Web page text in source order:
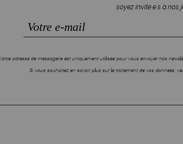
soyez invité·e·s à
Votre adresse de messagerie est uniquement utilisée pour vous envoyer nos
Si vous souhaitez en savoir plus sur le traitement de vos données,